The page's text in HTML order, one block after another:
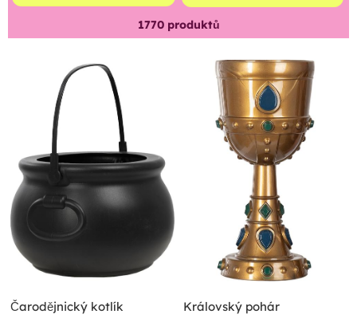
1770produktů
Čarodějnický kotlík Královský pohár